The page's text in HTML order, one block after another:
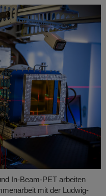
In-Beam-PET arbeiten
mit der Ludwig-